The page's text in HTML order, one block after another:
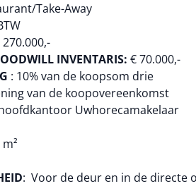
Take-Away
270.000,-
INVENTARIS: € 70.000,-
: 10% van de koopsom drie
van de koopovereenkomst
Uwhorecamakelaar
: Voor de deur en in de directe